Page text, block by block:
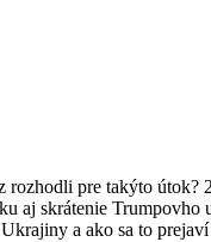
pre takýto
skrátenie
a ako sa to